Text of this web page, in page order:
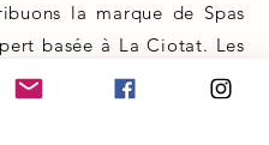
la marque de Spas
basée à La Ciotat. Les
sont conçus et fabriqués